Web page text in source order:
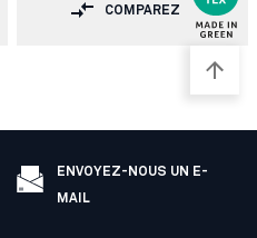
COMPAREZ
ENVOYEZ-NOUS UN E-
MAIL